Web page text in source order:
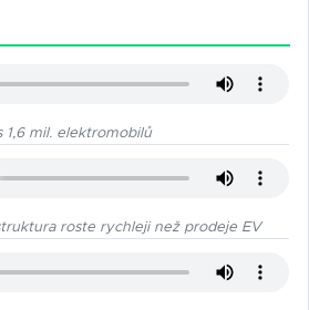
mil. elektromobilů
roste rychleji než prodeje EV